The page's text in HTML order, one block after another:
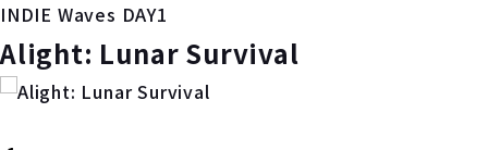
INDIE Waves DAY1
Alight: Lunar Survival